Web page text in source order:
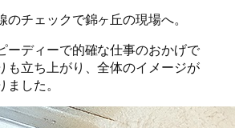
のチェックで錦ヶ丘の現場へ。
ーディーで的確な仕事のおかげで
も立ち上がり、全体のイメージが
ました。